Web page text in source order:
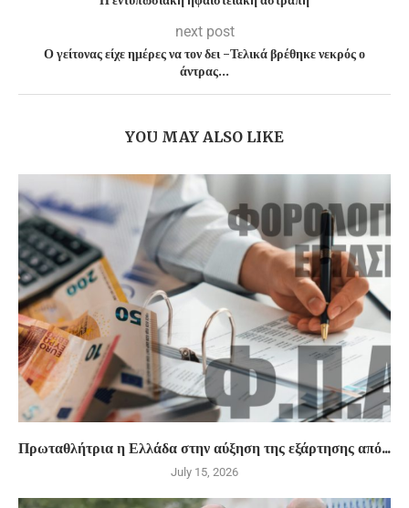
next post
Ο γείτονας είχε ημέρες να τον δει -Τελικά βρέθηκε νεκρός ο
άντρας…
YOU MAY ALSO LIKE
Πρωταθλήτρια η Ελλάδα στην αύξηση της εξάρτησης από...
July 15, 2026